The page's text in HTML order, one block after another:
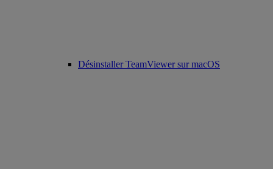
Désinstaller TeamViewer sur macOS